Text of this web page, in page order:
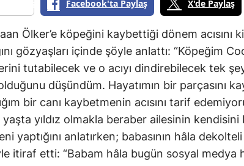
Facebook'ta Paylaş X'de Paylaş
Ölker’e köpeğini kaybettiği dönem acısını
gözyaşları içinde şöyle anlattı: “Köpeğim
tutabilecek ve o acıyı dindirebilecek tek
düşündüm. Hayatımın bir parçasını
bir canı kaybetmenin acısını tarif
yıldız olmakla beraber ailesinin
yaptığını anlatırken; babasının hâla
itiraf etti: “Babam hâla bugün sosyal medya